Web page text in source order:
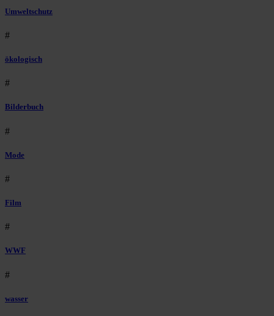
Umweltschutz
#
ökologisch
#
Bilderbuch
#
Mode
#
Film
#
WWF
#
wasser